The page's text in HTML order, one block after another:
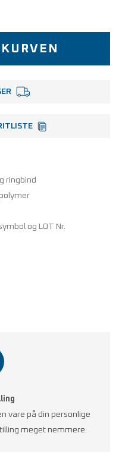
ringbind
og LOT Nr.
vare på din personlige
meget nemmere.